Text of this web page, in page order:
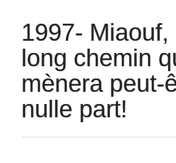
1997- Miaouf,
long chemin
mènera peut-
nulle part!